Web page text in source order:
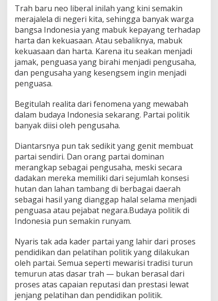
Trah baru neo liberal inilah yang kini semakin
merajalela di negeri kita, sehingga banyak warga
bangsa Indonesia yang mabuk kepayang terhadap
harta dan kekuasaan. Atau sebaliknya, mabuk
kekuasaan dan harta. Karena itu seakan menjadi
jamak, penguasa yang birahi menjadi pengusaha,
dan pengusaha yang kesengsem ingin menjadi
penguasa.
Begitulah realita dari fenomena yang mewabah
dalam budaya Indonesia sekarang. Partai politik
banyak diisi oleh pengusaha.
Diantarsnya pun tak sedikit yang genit membuat
partai sendiri. Dan orang partai dominan
merangkap sebagai pengusaha, meski secara
dadakan mereka memiliki dari sejumlah konsesi
hutan dan lahan tambang di berbagai daerah
sebagai hasil yang dianggap halal selama menjadi
penguasa atau pejabat negara.Budaya politik di
Indonesia pun semakin runyam.
Nyaris tak ada kader partai yang lahir dari proses
pendidikan dan pelatihan politik yang dilakukan
oleh partai. Semua seperti mewarisi tradisi turun
temurun atas dasar trah — bukan berasal dari
proses atas capaian reputasi dan prestasi lewat
jenjang pelatihan dan pendidikan politik.